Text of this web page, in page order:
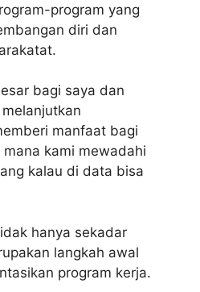
program yang
diri dan
bagi saya dan
manfaat bagi
kami mewadahi
kalau di data bisa
hanya sekadar
langkah awal
program kerja.